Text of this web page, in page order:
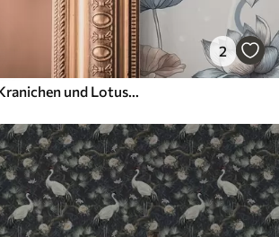
2
Komposition mit Kranichen und Lotusblumen in Pastellfarben